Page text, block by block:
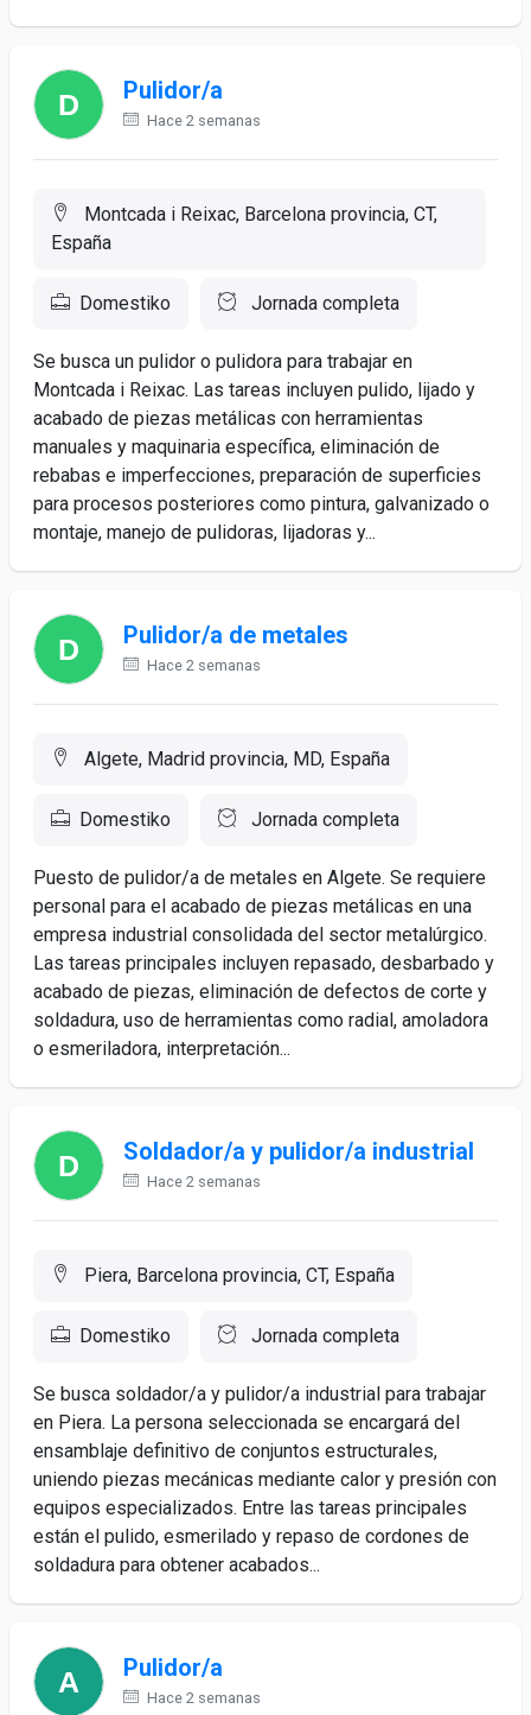
Pulidor/a
Hace 2 semanas
Montcada i Reixac, Barcelona provincia, CT,
España
Domestiko Jornada completa
Se busca un pulidor o pulidora para trabajar en
Montcada i Reixac. Las tareas incluyen pulido, lijado y
acabado de piezas metálicas con herramientas
manuales y maquinaria específica, eliminación de
rebabas e imperfecciones, preparación de superficies
para procesos posteriores como pintura, galvanizado o
montaje, manejo de pulidoras, lijadoras y...
Pulidor/a de metales
Hace 2 semanas
Algete, Madrid provincia, MD, España
Domestiko Jornada completa
Puesto de pulidor/a de metales en Algete. Se requiere
personal para el acabado de piezas metálicas en una
empresa industrial consolidada del sector metalúrgico.
Las tareas principales incluyen repasado, desbarbado y
acabado de piezas, eliminación de defectos de corte y
soldadura, uso de herramientas como radial, amoladora
o esmeriladora, interpretación...
Soldador/a y pulidor/a industrial
Hace 2 semanas
Piera, Barcelona provincia, CT, España
Domestiko Jornada completa
Se busca soldador/a y pulidor/a industrial para trabajar
en Piera. La persona seleccionada se encargará del
ensamblaje definitivo de conjuntos estructurales,
uniendo piezas mecánicas mediante calor y presión con
equipos especializados. Entre las tareas principales
están el pulido, esmerilado y repaso de cordones de
soldadura para obtener acabados...
Pulidor/a
Hace 2 semanas